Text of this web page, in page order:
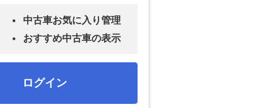
中古車お気に入り管理
おすすめ中古車の表示
ログイン